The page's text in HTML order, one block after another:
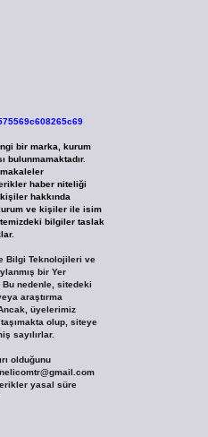
bir marka, kurum
bulunmamaktadır.
makaleler
haber niteliği
hakkında
ve kişiler ile isim
bilgiler taslak
Bilgi Teknolojileri ve
bir Yer
Bu nedenle, sitedeki
araştırma
üyelerimiz
olup, siteye
sayılırlar.
olduğunu
yasal süre